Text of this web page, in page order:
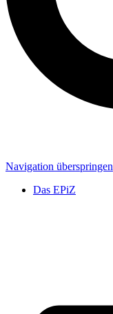
Navigation überspringen
Das EPiZ